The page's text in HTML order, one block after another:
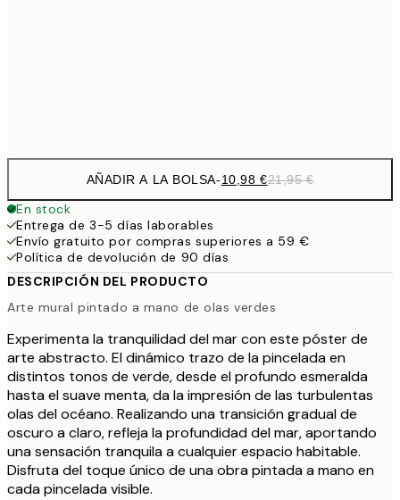
AÑADIR A LA BOLSA-10,98 €21,95 €
En stock
Entrega de 3-5 días laborables
Envío gratuito por compras superiores a 59 €
Política de devolución de 90 días
DESCRIPCIÓN DEL PRODUCTO
Arte mural pintado a mano de olas verdes
Experimenta la tranquilidad del mar con este póster de
arte abstracto. El dinámico trazo de la pincelada en
distintos tonos de verde, desde el profundo esmeralda
hasta el suave menta, da la impresión de las turbulentas
olas del océano. Realizando una transición gradual de
oscuro a claro, refleja la profundidad del mar, aportando
una sensación tranquila a cualquier espacio habitable.
Disfruta del toque único de una obra pintada a mano en
cada pincelada visible.